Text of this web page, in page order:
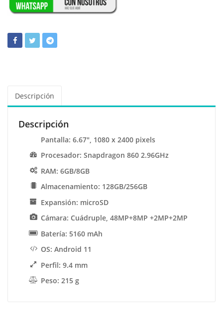
Descripción
Descripción
Pantalla: 6.67″, 1080 x 2400 pixels
Procesador: Snapdragon 860 2.96GHz
RAM: 6GB/8GB
Almacenamiento: 128GB/256GB
Expansión: microSD
Cámara: Cuádruple, 48MP+8MP +2MP+2MP
Batería: 5160 mAh
OS: Android 11
Perfil: 9.4 mm
Peso: 215 g